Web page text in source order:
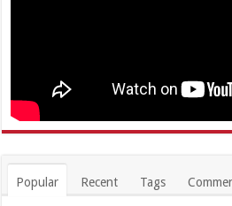
Popular Recent Tags